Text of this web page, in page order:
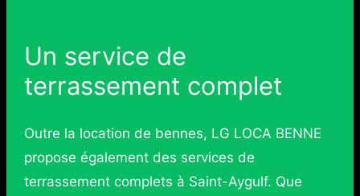
Un service de
terrassement complet
Outre la location de bennes, LG LOCA BENNE
propose également des services de
terrassement complets à Saint-Aygulf. Que